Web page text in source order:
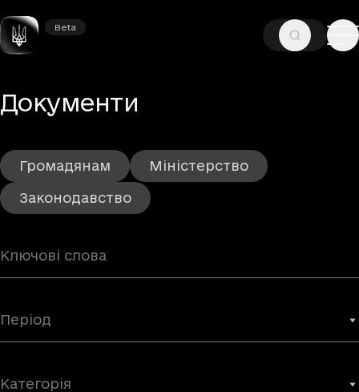
Beta
Beta
ГОЛОВНА
Документи
Громадянам Міністерство
Законодавство
Період
Категорія